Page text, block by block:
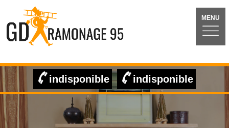
MENU
indisponible indisponible